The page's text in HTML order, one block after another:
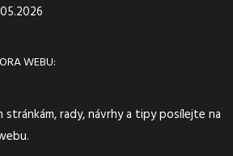
WEBU:
stránkám, rady, návrhy a tipy posílejte na